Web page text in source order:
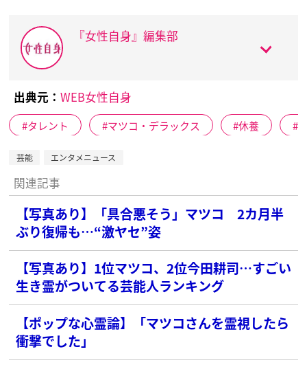
『女性自身』編集部
出典元： WEB女性自身
タレント マツコ・デラックス 休養
芸能 エンタメニュース
関連記事
【写真あり】「具合悪そう」マツコ 2カ月半
ぶり復帰も…“激ヤセ”姿
【写真あり】1位マツコ、2位今田耕司…すごい
生き霊がついてる芸能人ランキング
【ポップな心霊論】「マツコさんを霊視したら
衝撃でした」